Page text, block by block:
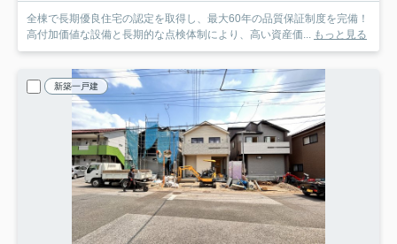
全棟で長期優良住宅の認定を取得し、最大60年の品質保証制度を完備！
高付加価値な設備と長期的な点検体制により、高い資産価... もっと見る
新築一戸建